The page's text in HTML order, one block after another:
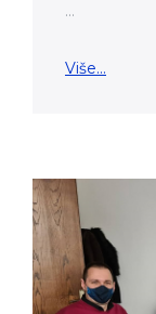
...
Više...